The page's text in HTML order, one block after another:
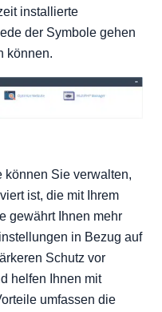
installierte
der Symbole gehen
können.
können Sie verwalten,
ist, die mit Ihrem
gewährt Ihnen mehr
in Bezug auf
Schutz vor
helfen Ihnen mit
umfassen die